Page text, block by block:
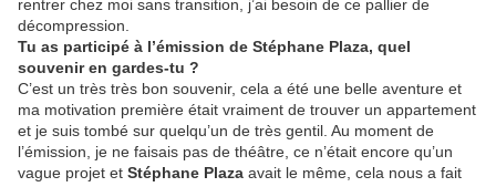
rentrer chez moi sans transition, j’ai besoin de ce pallier de
décompression.
Tu as participé à l’émission de Stéphane Plaza, quel
souvenir en gardes-tu ?
C’est un très très bon souvenir, cela a été une belle aventure et
ma motivation première était vraiment de trouver un appartement
et je suis tombé sur quelqu’un de très gentil. Au moment de
l’émission, je ne faisais pas de théâtre, ce n’était encore qu’un
vague projet et Stéphane Plaza avait le même, cela nous a fait